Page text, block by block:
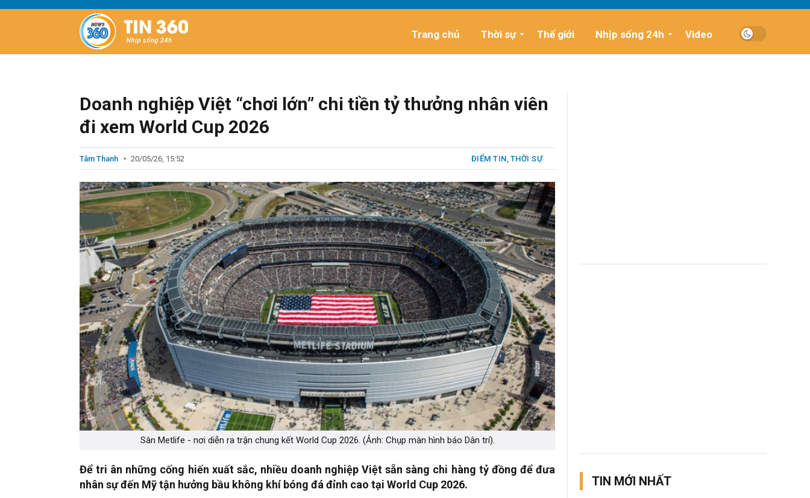
Trang chủ Thời sự Thế giới Nhịp sống 24h Video
Doanh nghiệp Việt “chơi lớn” chi tiền tỷ thưởng nhân viên
đi xem World Cup 2026
Tâm Thanh 20/05/26, 15:52 ĐIỂM TIN, THỜI SỰ
Sân Metlife - nơi diễn ra trận chung kết World Cup 2026. (Ảnh: Chụp màn hình báo Dân trí).
Để tri ân những cống hiến xuất sắc, nhiều doanh nghiệp Việt sẵn sàng chi hàng tỷ đồng để đưa
nhân sự đến Mỹ tận hưởng bầu không khí bóng đá đỉnh cao tại World Cup 2026.
TIN MỚI NHẤT